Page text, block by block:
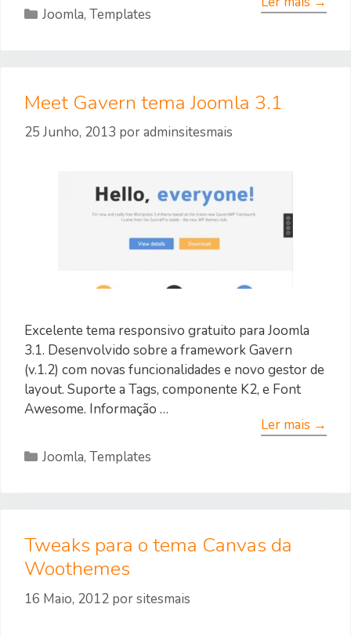
Categorias
Joomla,Templates
Meet Gavern tema Joomla 3.1
25 Junho, 2013 poradminsitesmais
Excelente tema responsivo gratuito para Joomla
3.1. Desenvolvido sobre a framework Gavern
(v.1.2) com novas funcionalidades e novo gestor de
layout. Suporte a Tags, componente K2, e Font
Awesome. Informação …
Ler mais →
Categorias
Joomla,Templates
Tweaks para o tema Canvas da
Woothemes
16 Maio, 2012 porsitesmais